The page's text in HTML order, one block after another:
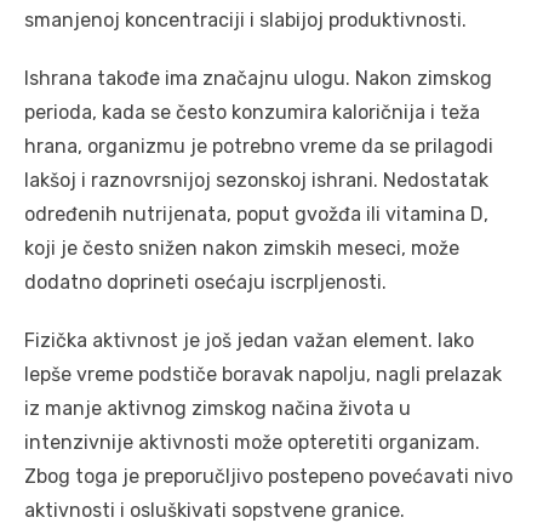
smanjenoj koncentraciji i slabijoj produktivnosti.
Ishrana takođe ima značajnu ulogu. Nakon zimskog
perioda, kada se često konzumira kaloričnija i teža
hrana, organizmu je potrebno vreme da se prilagodi
lakšoj i raznovrsnijoj sezonskoj ishrani. Nedostatak
određenih nutrijenata, poput gvožđa ili vitamina D,
koji je često snižen nakon zimskih meseci, može
dodatno doprineti osećaju iscrpljenosti.
Fizička aktivnost je još jedan važan element. Iako
lepše vreme podstiče boravak napolju, nagli prelazak
iz manje aktivnog zimskog načina života u
intenzivnije aktivnosti može opteretiti organizam.
Zbog toga je preporučljivo postepeno povećavati nivo
aktivnosti i osluškivati sopstvene granice.